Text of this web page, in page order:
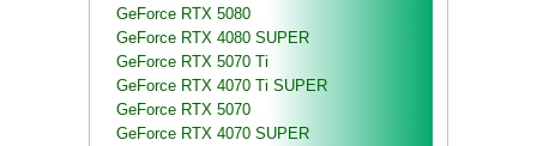
GeForce RTX 5080
GeForce RTX 4080 SUPER
GeForce RTX 5070 Ti
GeForce RTX 4070 Ti SUPER
GeForce RTX 5070
GeForce RTX 4070 SUPER